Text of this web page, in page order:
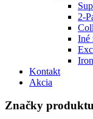
2-
Iné
Kontakt
Akcia
Značky produktu